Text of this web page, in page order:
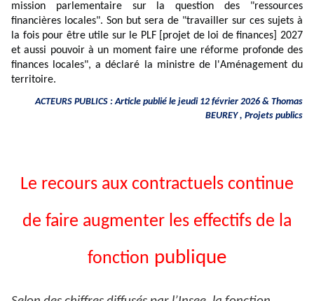
mission parlementaire sur la question des "ressources
financières locales". Son but sera de "travailler sur ces sujets à
la fois pour être utile sur le PLF [projet de loi de finances] 2027
et aussi pouvoir à un moment faire une réforme profonde des
finances locales", a déclaré la ministre de l'Aménagement du
territoire.
ACTEURS PUBLICS : Article publié le jeudi 12 février 2026 & Thomas
BEUREY, Projets publics
Le recours aux contractuels continue
de faire augmenter les effectifs de la
fonction publique